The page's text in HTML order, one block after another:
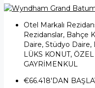
Otel Markalı
Rezidanslar, Bahçe
Daire, Stüdyo Daire,
LÜKS KONUT,
GAYRİMENKUL
€66.418'DAN